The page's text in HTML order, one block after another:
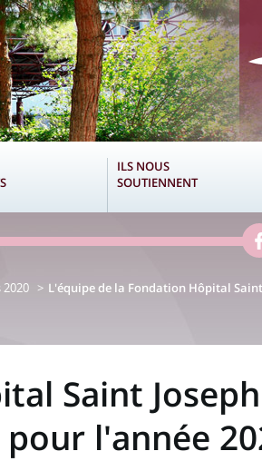
ILS NOUS
SOUTIENNENT
L'équipe de la Fondation Hôpital
Saint
l'année